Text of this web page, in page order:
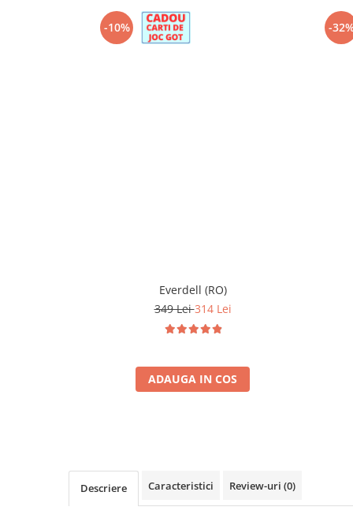
-10%
Everdell (RO)
349 Lei314 Lei
ADAUGA IN COS
-
Descriere Caracteristici Review-uri (0)